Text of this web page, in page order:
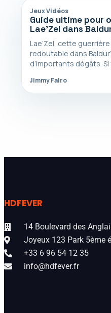
Jeux Vidéos
Guide ultime pour
Lae’Zel dans
Lae’Zel, cette
redoutable dans
d’importants dégâts.
Jimmy Falro
HDFEVER
14 Boulevard des
Joyeux 123 Park 5ème
+33 6 96 54 12 35
info@hdfever.fr